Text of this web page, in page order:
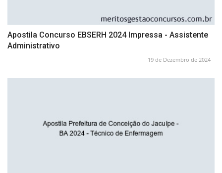
Apostila Concurso EBSERH 2024 Impressa - Assistente
Administrativo
19 de Dezembro de 2024